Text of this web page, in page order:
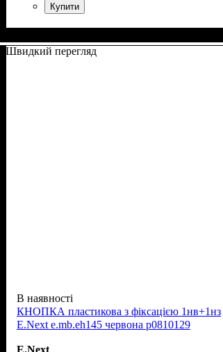
Купити
Швидкий перегляд
В наявності
КНОПКА пластикова з фіксацією 1нв+1нз
E.Next e.mb.eh145 червона p0810129
E.Next